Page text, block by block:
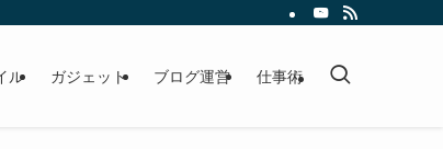
ル ガジェット ブログ運営 仕事術